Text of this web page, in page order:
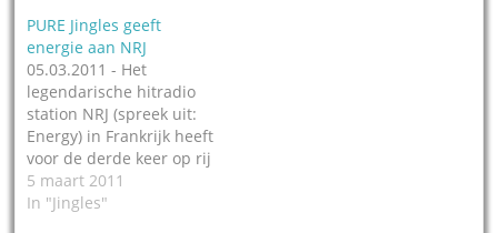
PURE Jingles geeft
energie aan NRJ
05.03.2011 - Het
legendarische hitradio
station NRJ (spreek uit:
Energy) in Frankrijk heeft
voor de derde keer op rij
nieuwe jingles laten
maken door PURE Jingles
5 maart 2011
In "Jingles"